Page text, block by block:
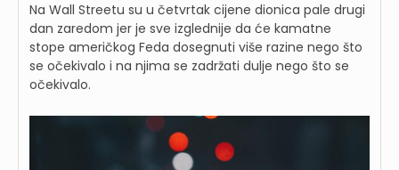
Na Wall Streetu su u četvrtak cijene dionica pale drugi
dan zaredom jer je sve izglednije da će kamatne
stope američkog Feda dosegnuti više razine nego što
se očekivalo i na njima se zadržati dulje nego što se
očekivalo.